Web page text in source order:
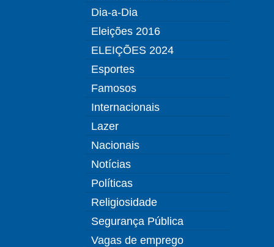
Dia-a-Dia
Eleições 2016
ELEIÇÕES 2024
Esportes
Famosos
Internacionais
Lazer
Nacionais
Notícias
Políticas
Religiosidade
Segurança Pública
Vagas de emprego